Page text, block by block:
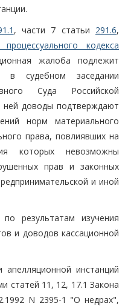
, части 7 статьи 291.6,
кодекса
жалоба подлежит
в судебном заседании
Суда Российской
доводы подтверждают
норм материального
права, повлиявших на
которых невозможны
прав и законных
и иной
результатам изучения
и доводов кассационной
инстанций
статей 11, 12, 17.1 Закона
N 2395-1 "О недрах",